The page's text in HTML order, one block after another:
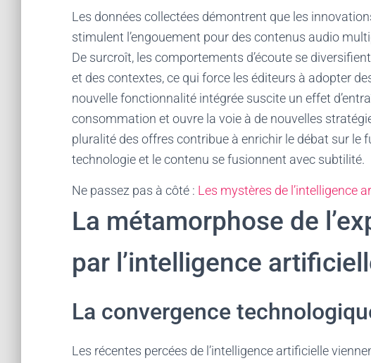
Les données collectées démontrent que les
stimulent l’engouement pour des contenus audio
De surcroît, les comportements d’écoute se
et des contextes, ce qui force les éditeurs à adopter
nouvelle fonctionnalité intégrée suscite un effet
consommation et ouvre la voie à de nouvelles
pluralité des offres contribue à enrichir le débat sur le
technologie et le contenu se fusionnent avec subtilité.
Ne passez pas à côté : Les mystères de l’intelligence
La métamorphose de
par l’intelligence
La convergence
Les récentes percées de l’intelligence artificielle